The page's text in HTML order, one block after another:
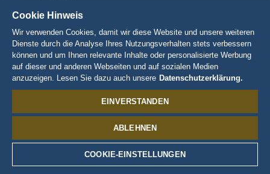
EUROPA-PARK BÜCHER
GAMES UND FILME
KOLLEKTIONEN
EUROPA-PARK ATTRAKTIONEN
TRAUMATICA – FESTIVAL OF FEAR
LIEBHABERSTÜCKE
TALENT ACADEMY
CHARAKTERE
ED EUROMAUS
EDDA EUROMAUSI
MADAME FREUDENREICH
Cookie Hinweis
Wir verwenden Cookies, damit wir diese Website und unsere weiteren
Dienste durch die Analyse Ihres Nutzungsverhalten stets verbessern
können und um Ihnen relevante Inhalte oder personalisierte Werbung
auf dieser und anderen Webseiten und auf sozialen Medien
anzuzeigen. Lesen Sie dazu auch unsere Datenschutzerklärung.
EINVERSTANDEN
ABLEHNEN
COOKIE-EINSTELLUNGEN